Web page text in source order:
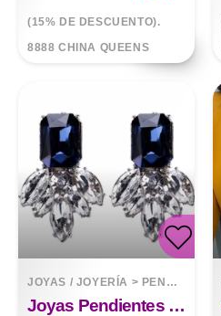
(15% DE DESCUENTO).
8888 CHINA QUEENS
JOYAS / JOYERÍA > PENDIENTES
Joyas Pendientes Colgantes De Diamantes De Imitación De Cristal Azul Negro